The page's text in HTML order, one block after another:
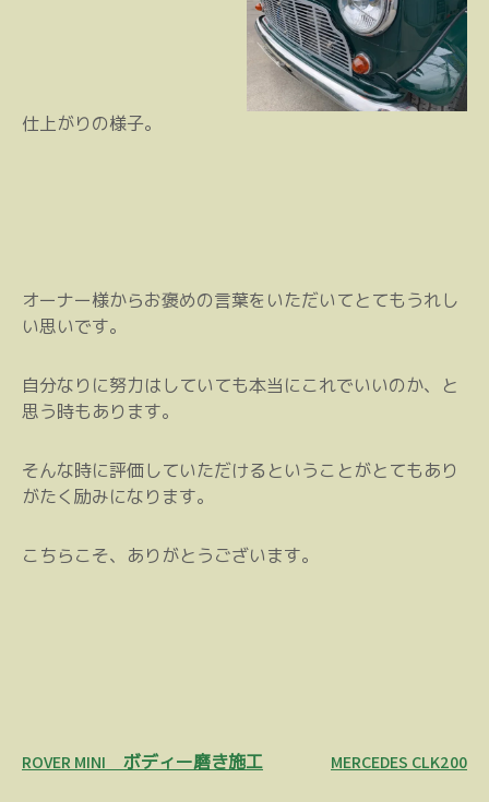
仕上がりの様子。
オーナー様からお褒めの言葉をいただいてとてもうれし
い思いです。
自分なりに努力はしていても本当にこれでいいのか、と
思う時もあります。
そんな時に評価していただけるということがとてもあり
がたく励みになります。
こちらこそ、ありがとうございます。
投
ROVER MINI ボディー磨き施工 MERCEDES CLK200